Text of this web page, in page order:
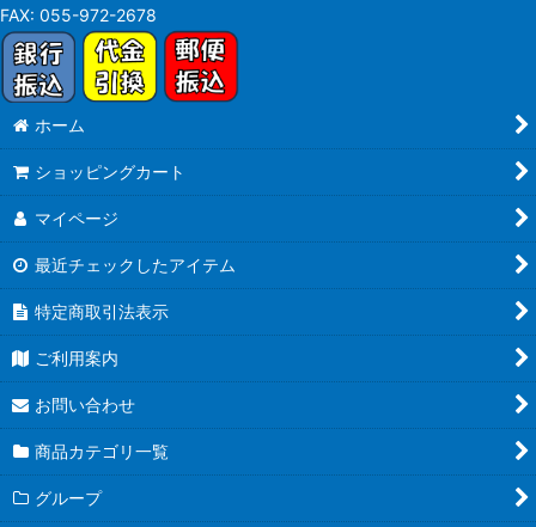
FAX: 055-972-2678
ホーム
ショッピングカート
マイページ
最近チェックしたアイテム
特定商取引法表示
ご利用案内
お問い合わせ
商品カテゴリ一覧
グループ